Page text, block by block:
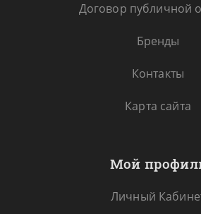
Договор публичной
Бренды
Контакты
Карта сайта
Мой
Личный